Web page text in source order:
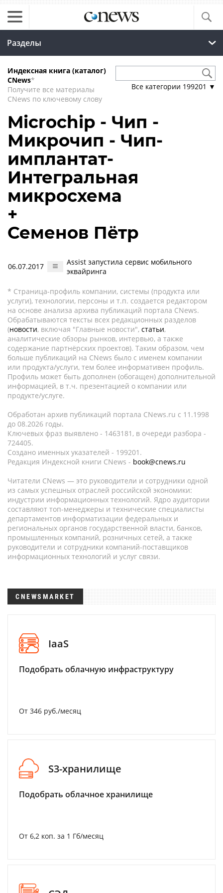
Разделы
Индексная книга (каталог)
CNews*
Получите все материалы
CNews по ключевому слову
Все категории 199201 ▼
Microchip - Чип -
Микрочип - Чип-
имплантат-
Интегральная
микросхема
+
Семенов Пётр
06.07.2017
Assist запустила сервис мобильного
эквайринга
* Страница-профиль компании, системы (продукта или
услуги), технологии, персоны и т.п. создается редактором
на основе анализа архива публикаций портала CNews.
Обрабатываются тексты всех редакционных разделов
(новости, включая "Главные новости", статьи,
аналитические обзоры рынков, интервью, а также
содержание партнёрских проектов). Таким образом, чем
больше публикаций на CNews было с именем компании
или продукта/услуги, тем более информативен профиль.
Профиль может быть дополнен (обогащен) дополнительной
информацией, в т.ч. презентацией о компании или
продукте/услуге.
Обработан архив публикаций портала CNews.ru c 11.1998
до 08.2026 годы.
Ключевых фраз выявлено - 1463181, в очереди разбора -
724405.
Создано именных указателей - 199201.
Редакция Индексной книги CNews - book@cnews.ru
Читатели CNews — это руководители и сотрудники одной
из самых успешных отраслей российской экономики:
индустрии информационных технологий. Ядро аудитории
составляют топ-менеджеры и технические специалисты
департаментов информатизации федеральных и
региональных органов государственной власти, банков,
промышленных компаний, розничных сетей, а также
руководители и сотрудники компаний-поставщиков
информационных технологий и услуг связи.
CNEWSMARKET
IaaS
Подобрать облачную инфраструктуру
От 346 руб./месяц
S3-хранилище
Подобрать облачное хранилище
От 6,2 коп. за 1 Гб/месяц